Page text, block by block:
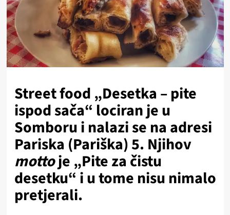
Street food „Desetka – pite
ispod sača“ lociran je u
Somboru i nalazi se na adresi
Pariska (Pariška) 5. Njihov
mottoje „Pite za čistu
desetku“ i u tome nisu nimalo
pretjerali.